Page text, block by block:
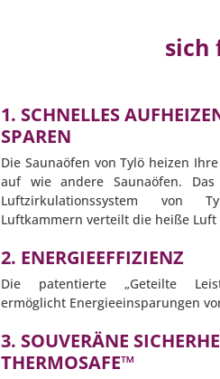
sich
1. SCHNELLES
SPAREN
Die Saunaöfen von Tylö heizen
auf wie andere Saunaöfen.
Luftzirkulationssystem von
Luftkammern verteilt die heiße
2. ENERGIEEFFIZIENZ
Die patentierte „Geteilte
ermöglicht Energieeinsparungen
3. SOUVERÄNE
THERMOSAFE™